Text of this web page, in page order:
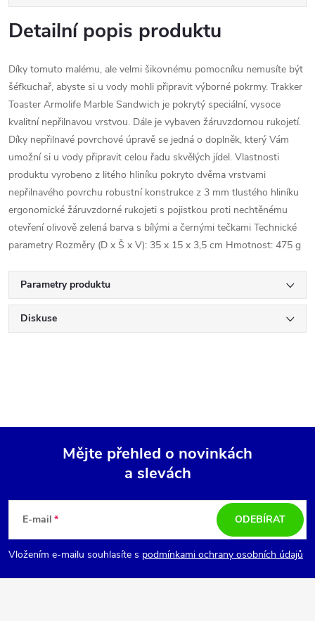
Detailní popis produktu
Díky tomuto malému, ale velmi šikovnému pomocníku nemusíte být
šéfkuchař, abyste si u vody mohli připravit výborné pokrmy. Trakker
Toaster Armolife Marble Sandwich je pokrytý speciální, vysoce
kvalitní nepřilnavou vrstvou. Dále je vybaven žáruvzdornou rukojetí.
Díky nepřilnavé povrchové úpravě se jedná o doplněk, který Vám
umožní si u vody připravit celou řadu skvělých jídel. Vlastnosti
produktu vyrobeno z litého hliníku pokryto dvěma vrstvami
nepřilnavého povrchu robustní konstrukce z 3 mm tlustého hliníku
ergonomické žáruvzdorné rukojeti s pojistkou proti nechtěnému
otevření olivově zelená barva s bílými a černými tečkami Technické
parametry Rozměry (D x Š x V): 35 x 15 x 3,5 cm Hmotnost: 475 g
Parametry produktu
Diskuse
p
a
Mějte přehled o novinkách
a slevách
E-mail
Vložením e-mailu souhlasíte s podmínkami ochrany osobních údajů
ODEBÍRAT